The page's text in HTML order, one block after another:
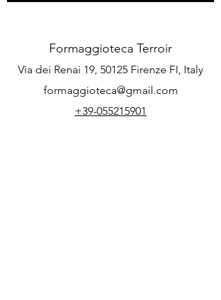
Formaggioteca Terroir
Via dei Renai 19, 50125 Firenze FI, Italy
formaggioteca@gmail.com
+39-055215901